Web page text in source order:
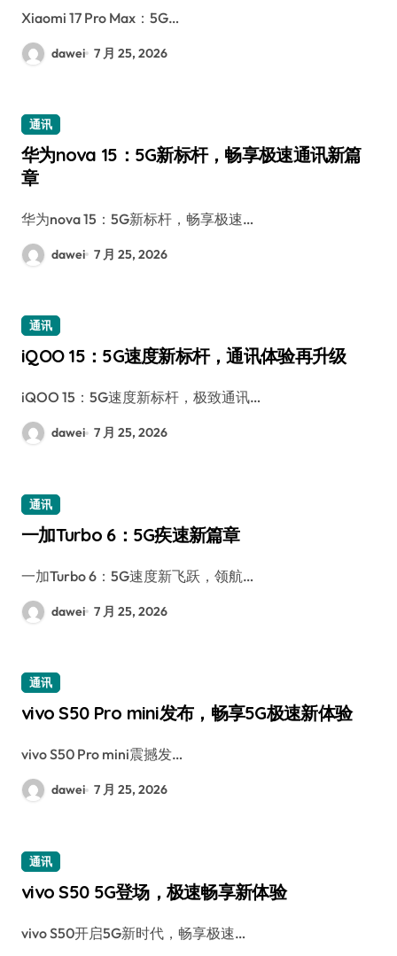
Xiaomi 17 Pro Max：5G…
dawei 7 月 25, 2026
通讯
华为nova 15：5G新标杆，畅享极速通讯新篇
章
华为nova 15：5G新标杆，畅享极速…
dawei 7 月 25, 2026
通讯
iQOO 15：5G速度新标杆，通讯体验再升级
iQOO 15：5G速度新标杆，极致通讯…
dawei 7 月 25, 2026
通讯
一加Turbo 6：5G疾速新篇章
一加Turbo 6：5G速度新飞跃，领航…
dawei 7 月 25, 2026
通讯
vivo S50 Pro mini发布，畅享5G极速新体验
vivo S50 Pro mini震撼发…
dawei 7 月 25, 2026
通讯
vivo S50 5G登场，极速畅享新体验
vivo S50开启5G新时代，畅享极速…